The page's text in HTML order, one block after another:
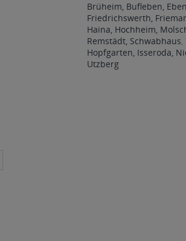
Brüheim, Bufleben,
Friedrichswerth,
Haina, Hochheim,
Remstädt, Schwabhaus,
Hopfgarten, Isseroda,
Utzberg